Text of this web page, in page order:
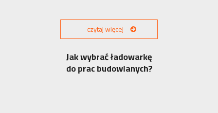
czytaj więcej
Jak wybrać ładowarkę
do prac budowlanych?